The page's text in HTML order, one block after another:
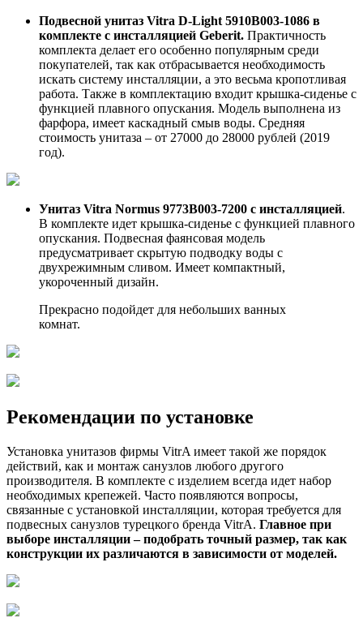
Подвесной унитаз Vitra D-Light 5910В003-1086 в
комплекте с инсталляцией Geberit. Практичность
комплекта делает его особенно популярным среди
покупателей, так как отбрасывается необходимость
искать систему инсталляции, а это весьма кропотливая
работа. Также в комплектацию входит крышка-сиденье с
функцией плавного опускания. Модель выполнена из
фарфора, имеет каскадный смыв воды. Средняя
стоимость унитаза – от 27000 до 28000 рублей (2019
год).
Унитаз Vitra Normus 9773B003-7200 с инсталляцией.
В комплекте идет крышка-сиденье с функцией плавного
опускания. Подвесная фаянсовая модель
предусматривает скрытую подводку воды с
двухрежимным сливом. Имеет компактный,
укороченный дизайн.
Прекрасно подойдет для небольших ванных
комнат.
Рекомендации по установке
Установка унитазов фирмы VitrA имеет такой же порядок
действий, как и монтаж санузлов любого другого
производителя. В комплекте с изделием всегда идет набор
необходимых крепежей. Часто появляются вопросы,
связанные с установкой инсталляции, которая требуется для
подвесных санузлов турецкого бренда VitrA. Главное при
выборе инсталляции – подобрать точный размер, так как
конструкции их различаются в зависимости от моделей.